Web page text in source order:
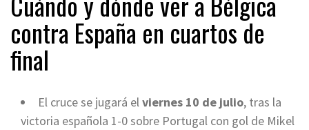
contra España en cuartos de
final
El cruce se jugará elviernes 10 de julio, tras la
victoria española 1-0 sobre Portugal con gol de Mikel